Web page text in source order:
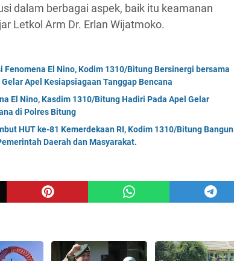
dalam berbagai aspek, baik itu keamanan
Letkol Arm Dr. Erlan Wijatmoko.
Fenomena El Nino, Kodim 1310/Bitung Bersinergi bersama
Apel Kesiapsiagaan Tanggap Bencana
El Nino, Kasdim 1310/Bitung Hadiri Pada Apel Gelar
di Polres Bitung
HUT ke-81 Kemerdekaan RI, Kodim 1310/Bitung Bangun
Daerah dan Masyarakat.